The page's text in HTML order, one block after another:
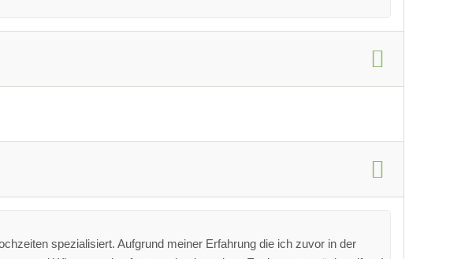
spezialisiert. Aufgrund meiner Erfahrung die ich zuvor in der